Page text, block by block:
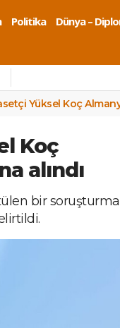
Politika Dünya –
Yüksel Koç
Koç
alındı
bir soruşturma